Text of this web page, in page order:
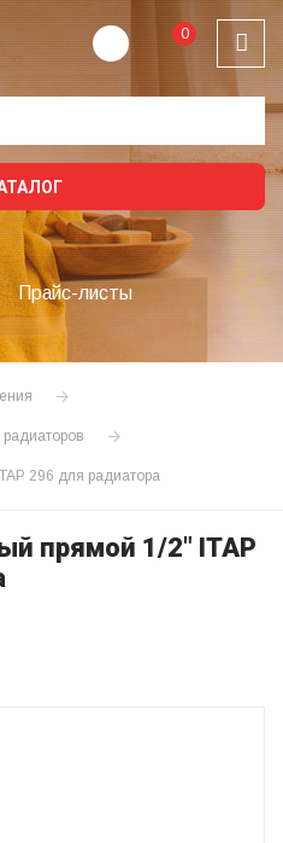
0
Прайс-листы
296 для радиатора
прямой 1/2" ITAP